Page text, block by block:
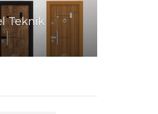
Teknik